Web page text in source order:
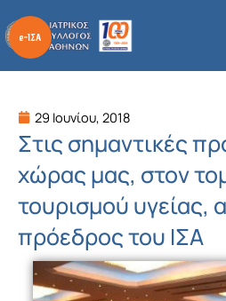
στο
περιεχόμενο
29 Ιουνίου, 2018
Στις σημαντικές
χώρας μας, στον
τουρισμού υγείας,
πρόεδρος του ΙΣΑ